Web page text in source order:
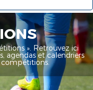
». Retrouvez ici
agendas et calendriers
compétitions.